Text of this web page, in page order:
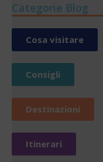
Categorie Blog
Cosa visitare
Consigli
Destinazioni
Itinerari